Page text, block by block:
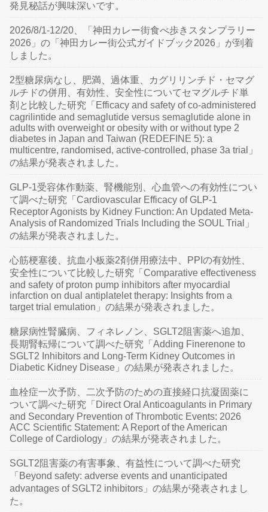
発見秘話が興味深いです。
2026/8/1-12/20、「神田カレー街食べ歩きスタンプラリー
2026」の「神田カレー街公式ガイドブック2026」が到着
しました。
2型糖尿病なし、肥満、過体重、カグリリンチド・セマグ
ルチドの併用、有効性、安全性についてセマグルチド単
剤と比較した研究「Efficacy and safety of co-administered
cagrilintide and semaglutide versus semaglutide alone in
adults with overweight or obesity with or without type 2
diabetes in Japan and Taiwan (REDEFINE 5): a
multicentre, randomised, active-controlled, phase 3a trial」
の結果が発表されました。
GLP-1受容体作動薬、腎機能別、心血管への有効性につい
て調べた研究「Cardiovascular Efficacy of GLP-1
Receptor Agonists by Kidney Function: An Updated Meta-
Analysis of Randomized Trials Including the SOUL Trial」
の結果が発表されました。
心筋梗塞後、抗血小板薬2剤併用療法中、PPIの有効性、
安全性について比較した研究「Comparative effectiveness
and safety of proton pump inhibitors after myocardial
infarction on dual antiplatelet therapy: Insights from a
target trial emulation」の結果が発表されました。
糖尿病性腎臓病、フィネレノン、SGLT2阻害薬へ追加、
長期腎転帰について調べた研究「Adding Finerenone to
SGLT2 Inhibitors and Long-Term Kidney Outcomes in
Diabetic Kidney Disease」の結果が発表されました。
血栓症一次予防、二次予防のための直接経口抗凝固薬に
ついて調べた研究「Direct Oral Anticoagulants in Primary
and Secondary Prevention of Thrombotic Events: 2026
ACC Scientific Statement: A Report of the American
College of Cardiology」の結果が発表されました。
SGLT2阻害薬の有害事象、有益性について調べた研究
「Beyond safety: adverse events and unanticipated
advantages of SGLT2 inhibitors」の結果が発表されまし
た。